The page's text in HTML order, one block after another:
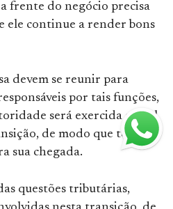
a frente do negócio precisa
ele continue a render bons
devem se reunir para
por tais funções,
será exercida e qual
de modo que todos
sua chegada.
questões tributárias,